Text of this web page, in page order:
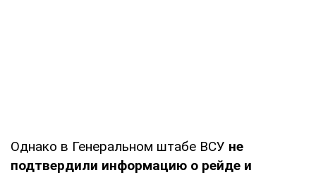
Однако в Генеральном штабе ВСУ не
подтвердили информацию о рейде и